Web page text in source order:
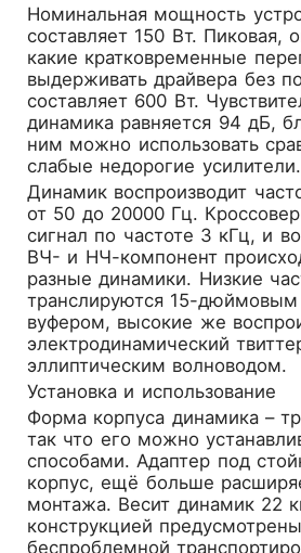
Номинальная мощность
составляет 150 Вт. Пиковая,
какие кратковременные
выдерживать драйвера без
составляет 600 Вт.
динамика равняется 94 дБ,
ним можно использовать
слабые недорогие усилители.
Динамик воспроизводит
от 50 до 20000 Гц.
сигнал по частоте 3 кГц, и
ВЧ- и НЧ-компонент
разные динамики. Низкие
транслируются 15-
вуфером, высокие же
электродинамический
эллиптическим волноводом.
Установка и использование
Форма корпуса динамика –
так что его можно
способами. Адаптер под
корпус, ещё больше
монтажа. Весит динамик 22
конструкцией
беспроблемной